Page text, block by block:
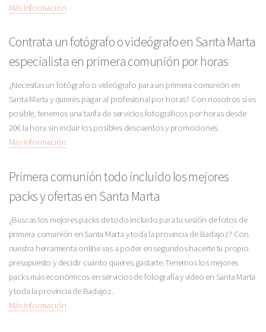
Más Información
Contrata un fotógrafo o videógrafo en Santa Marta
especialista en primera comunión por horas
¿Necesitas un fotógrafo o videógrafo para un primera comunión en
Santa Marta y quieres pagar al profesional por horas? Con nosotros sí es
posible, tenemos una tarifa de servicios fotográficos por horas desde
20€ la hora sin incluir los posibles descuentos y promociones.
Más Información
Primera comunión todo incluido los mejores
packs y ofertas en Santa Marta
¿Buscas los mejores packs de todo incluido para tu sesión de fotos de
primera comunión en Santa Marta y toda la provincia de Badajoz? Con
nuestra herramienta online vas a poder en segundos hacerte tu propio
presupuesto y decidir cuánto quieres gastarte. Tenemos los mejores
packs más económicos en servicios de fotografía y vídeo en Santa Marta
y toda la provincia de Badajoz.
Más Información